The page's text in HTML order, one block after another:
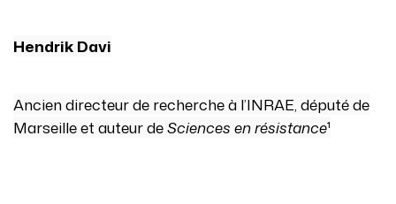
Hendrik Davi
Ancien directeur de recherche à l’INRAE, député de
Marseille et auteur deSciences en résistance¹